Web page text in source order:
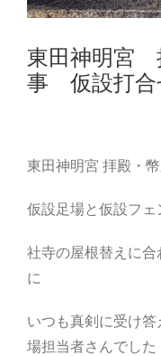
東田神明宮
事 仮設打合
東田神明宮 拝殿・
仮設足場と仮設フ
社寺の屋根替えに
に
いつも真剣に受け
場担当者さんでした